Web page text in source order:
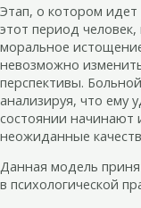
Этап, о котором идет
этот период
моральное
невозможно
перспективы.
анализируя, что ему
состоянии начинают
неожиданные
Данная модель
в психологической